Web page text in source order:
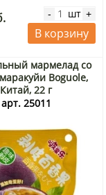
- шт +
В корзину
мармелад со
Boguole,
Китай, 22 г
арт. 25011